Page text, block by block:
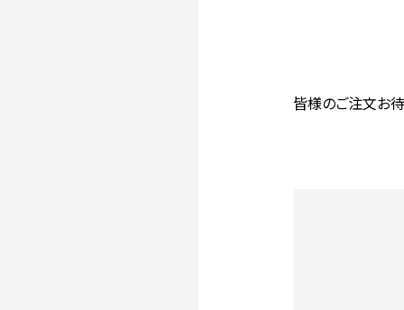
皆様のご注文お